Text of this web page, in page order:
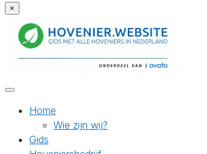
×
Home
Wie zijn wij?
Gids